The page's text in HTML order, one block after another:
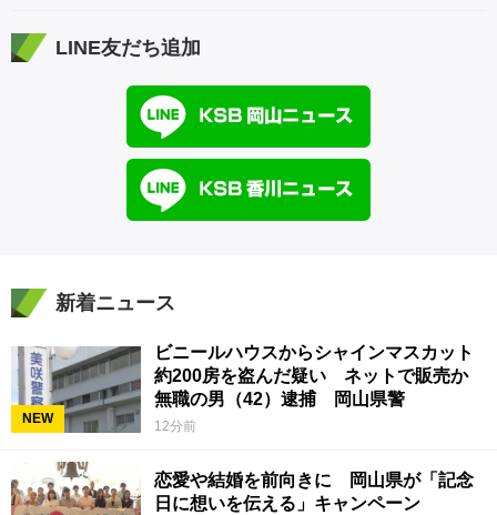
LINE友だち追加
新着ニュース
NEW
ビニールハウスからシャインマスカット
約200房を盗んだ疑い ネットで販売か
無職の男（42）逮捕 岡山県警
12分前
恋愛や結婚を前向きに 岡山県が「記念
日に想いを伝える」キャンペーン